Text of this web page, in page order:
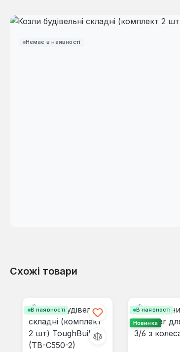
Немає в наявності
Пропустити галерею зображень
Схожі товари
В наявності
В наявності
Новинка